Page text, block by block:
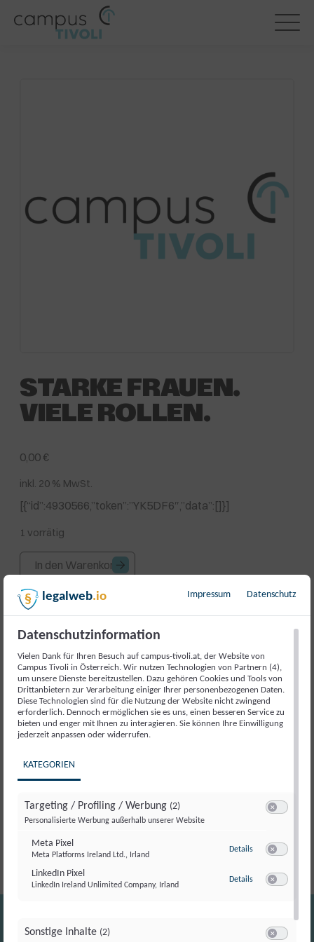
STARKE FRAUEN.
VIELE ROLLEN.
0,00€
inkl. 20 % MwSt.
[{“id”:4930566,”token”:”YK5DF6″,”data”:[]}]
1 vorrätig
Starke
Frauen.
Viele
Rollen.
Menge
In den Warenkorb
Artikelnummer:17827Kategorie:Veranstaltung
Beschreibung
Beschreibung
aus verschiedenen Lebens- und Berufswelten eine
Bühne, um zu inspirieren, zu motivieren und sich beim
anschließenden Networking zu vernetzen.
legalweb.io Impressum Datenschutz
Datenschutzinformation
Vielen Dank für Ihren Besuch auf campus-tivoli.at, der Website von
Campus Tivoli in Österreich. Wir nutzen Technologien von Partnern (4),
um unsere Dienste bereitzustellen. Dazu gehören Cookies und Tools von
Drittanbietern zur Verarbeitung einiger Ihrer personenbezogenen Daten.
Diese Technologien sind für die Nutzung der Website nicht zwingend
erforderlich. Dennoch ermöglichen sie es uns, einen besseren Service zu
bieten und enger mit Ihnen zu interagieren. Sie können Ihre Einwilligung
jederzeit anpassen oder widerrufen.
KATEGORIEN
Targeting / Profiling / Werbung (2)
Personalisierte Werbung außerhalb unserer Website
Meta Pixel
Meta Platforms Ireland Ltd., Irland
Details zu Meta Pixel
LinkedIn Pixel
LinkedIn Ireland Unlimited Company, Irland
Details zu LinkedIn Pixel
Sonstige Inhalte (2)